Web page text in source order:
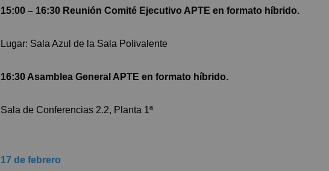
15:00 – 16:30 Reunión Comité Ejecutivo APTE en formato híbrido.
Lugar: Sala Azul de la Sala Polivalente
16:30 Asamblea General APTE en formato híbrido.
Sala de Conferencias 2.2, Planta 1ª
17 de febrero